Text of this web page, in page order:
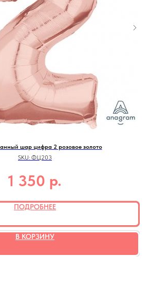
шар цифра 2 розовое золото
SKU: ФЦ203
1 350 р.
ПОДРОБНЕЕ
В КОРЗИНУ